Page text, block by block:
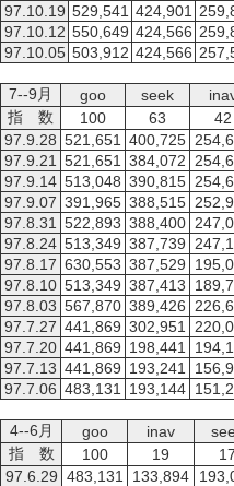
97.10.19 529,541 424,901
97.10.12 550,649 424,566
97.10.05 503,912 424,566
7--9月 goo seek
指 数
100 63 42
97.9.28 521,651 400,725
97.9.21
521,651 384,072
97.9.14 513,048 390,815
97.9.07 391,965 388,515
97.8.31
522,893 388,400
97.8.24 513,349 387,739
97.8.17 630,553 387,529
97.8.10 513,349 387,413
97.8.03 567,870 389,426
97.7.27 441,869 302,951
97.7.20 441,869 198,441
97.7.13 441,869 193,241
97.7.06 483,131 193,144
4--6月 goo inav
指 数
100 19 17
97.6.29 483,131 133,894